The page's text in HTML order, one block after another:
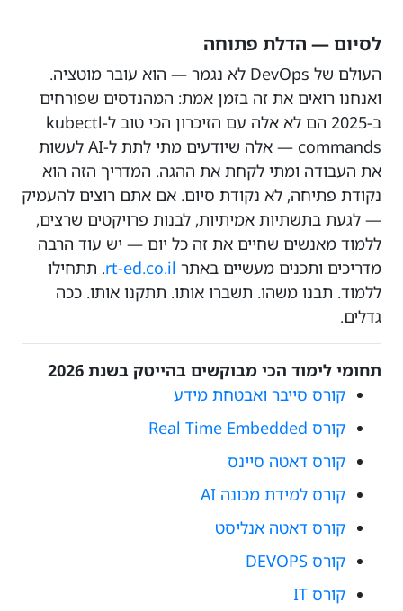
לסיום — הדלת פתוחה
העולם של DevOps לא נגמר — הוא עובר מוטציה.
ואנחנו רואים את זה בזמן אמת: המהנדסים שפורחים
ב-2025 הם לא אלה עם הזיכרון הכי טוב ל-kubectl
commands — אלה שיודעים
מתי
לתת ל-AI לעשות
את העבודה ומתי לקחת את ההגה. המדריך הזה הוא
נקודת פתיחה, לא נקודת סיום. אם אתם רוצים להעמיק
— לגעת בתשתיות אמיתיות, לבנות פרויקטים שרצים,
ללמוד מאנשים שחיים את זה כל יום — יש עוד הרבה
מדריכים ותכנים מעשיים באתר rt-ed.co.il. תתחילו
ללמוד. תבנו משהו. תשברו אותו. תתקנו אותו. ככה
גדלים.
תחומי לימוד הכי מבוקשים בהייטק בשנת 2026
קורס סייבר ואבטחת מידע
קורס Real Time Embedded
קורס דאטה סיינס
קורס למידת מכונה AI
קורס דאטה אנליסט
קורס DEVOPS
קורס IT